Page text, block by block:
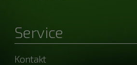
Service
Kontakt